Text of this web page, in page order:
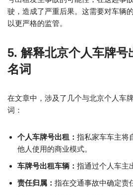
驶，造成了严重后果。这需要对车辆
以更严格的监管。
5. 解释北京个人车牌号
名词
在文章中，涉及了几个与北京个人车
词：
个人车牌号出租： 指私家车车主将
他人使用的商业模式。
车牌号出租车辆： 指通过个人车主
责任归属： 指在交通事故中确定责